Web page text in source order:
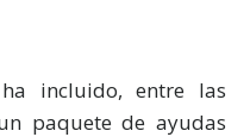
incluido, entre las
paquete de ayudas